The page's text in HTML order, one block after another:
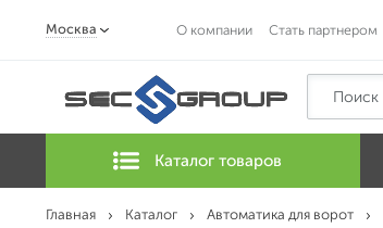
Москва О компании Стать партнером
Каталог товаров
Главная Каталог Автоматика для ворот